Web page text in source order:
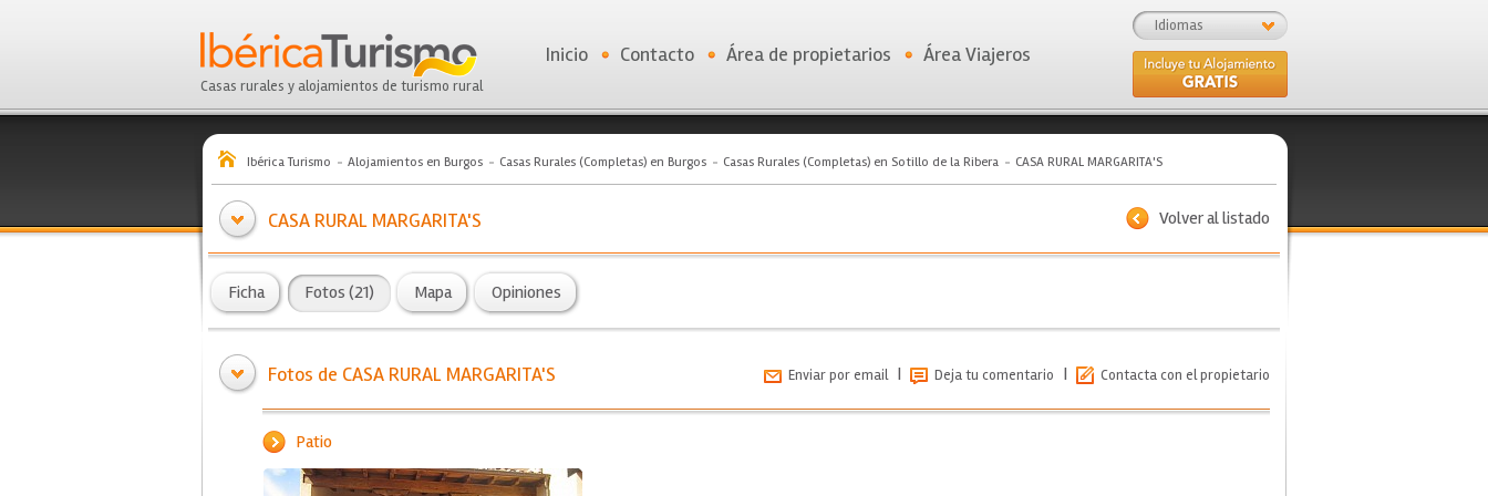
Casas rurales y alojamientos de turismo rural
Idiomas
Inicio Contacto Área de propietarios Área Viajeros
Ibérica Turismo Alojamientos en Burgos Casas Rurales (Completas) en Burgos Casas Rurales (Completas) en Sotillo de la Ribera CASA RURAL MARGARITA'S
Volver al listado
CASA RURAL MARGARITA'S
Ficha Fotos (21) Mapa Opiniones
Fotos de CASA RURAL MARGARITA'S Enviar por email | Deja tu comentario | Contacta con el propietario
Patio